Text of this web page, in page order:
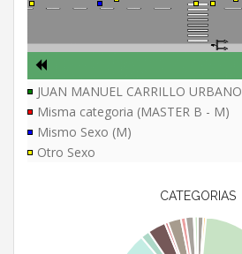
JUAN MANUEL CARRILLO URBANO
Misma categoria (MASTER B - M)
Mismo Sexo (M)
Otro Sexo
CATEGORIAS